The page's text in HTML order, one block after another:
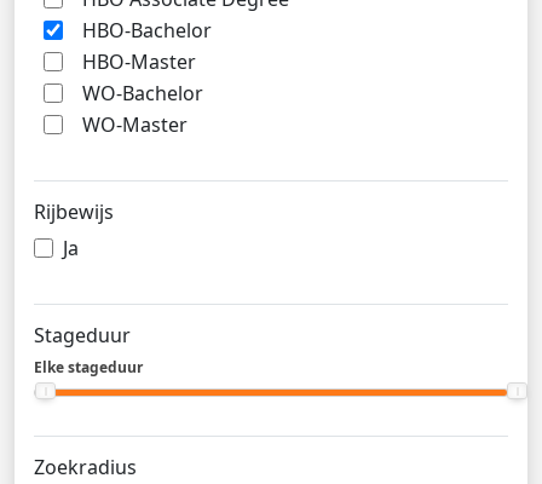
HBO-Bachelor
HBO-Master
WO-Bachelor
WO-Master
Rijbewijs
Ja
Stageduur
Elke stageduur
Zoekradius